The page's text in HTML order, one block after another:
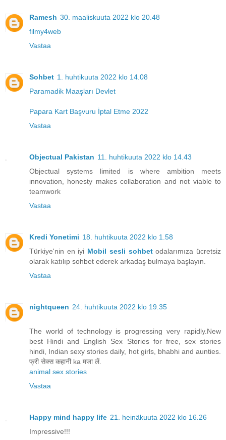
Ramesh 30. maaliskuuta 2022 klo 20.48
filmy4web
Vastaa
Sohbet 1. huhtikuuta 2022 klo 14.08
Paramadik Maaşları Devlet
Papara Kart Başvuru İptal Etme 2022
Vastaa
Objectual Pakistan 11. huhtikuuta 2022 klo 14.43
Objectual systems limited is where ambition meets
innovation, honesty makes collaboration and not viable to
teamwork
Vastaa
Kredi Yonetimi 18. huhtikuuta 2022 klo 1.58
Türkiye'nin en iyi Mobil sesli sohbetodalarımıza ücretsiz
olarak katılıp sohbet ederek arkadaş bulmaya başlayın.
Vastaa
nightqueen 24. huhtikuuta 2022 klo 19.35
The world of technology is progressing very rapidly.New
best Hindi and English Sex Stories for free, sex stories
hindi, Indian sexy stories daily, hot girls, bhabhi and aunties.
फ्री सेक्स कहानी ka मजा लें.
animal sex stories
Vastaa
Happy mind happy life 21. heinäkuuta 2022 klo 16.26
Impressive!!!